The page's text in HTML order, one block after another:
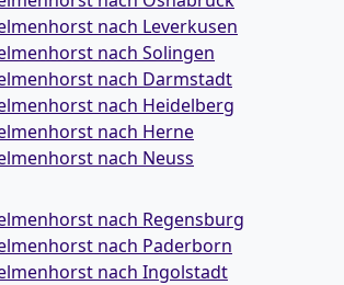
nach Leverkusen
nach Solingen
nach Darmstadt
nach Heidelberg
nach Herne
nach Neuss
nach Regensburg
nach Paderborn
nach Ingolstadt